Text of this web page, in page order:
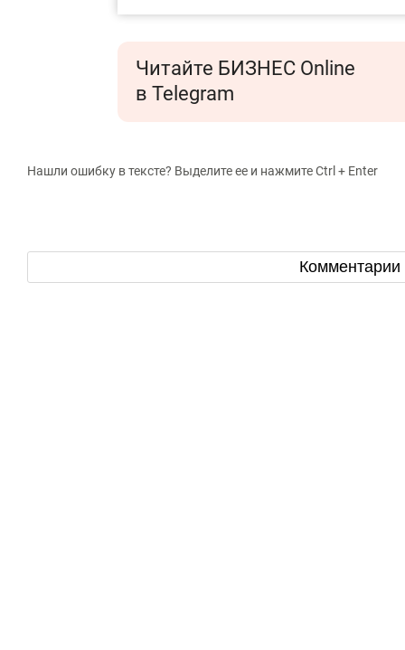
Читайте БИЗНЕС Online
в Telegram
Нашли ошибку в тексте? Выделите ее и нажмите Ctrl + Enter
Комментарии